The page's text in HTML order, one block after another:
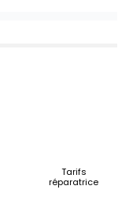
Tarifs
réparatrice